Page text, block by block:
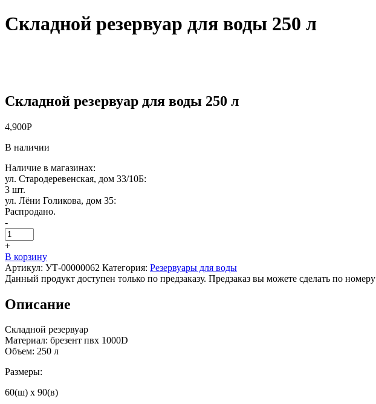
Складной резервуар для воды 250 л
Складной резервуар для воды 250 л
4,900Р
В наличии
Наличие в магазинах:
ул. Стародеревенская, дом 33/10Б:
3 шт.
ул. Лёни Голикова, дом 35:
Распродано.
-
+
В корзину
Артикул: УТ-00000062 Категория: Резервуары для воды
Данный продукт доступен только по предзаказу. Предзаказ вы можете сделать по номеру
Описание
Складной резервуар
Материал: брезент пвх 1000D
Объем: 250 л
Размеры:
60(ш) х 90(в)